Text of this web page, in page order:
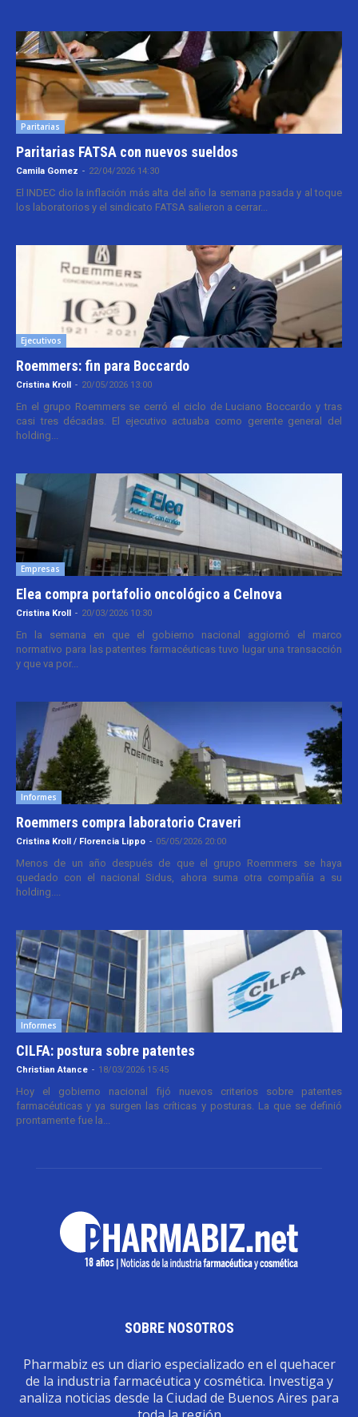
Paritarias
Paritarias FATSA con nuevos sueldos
Camila Gomez - 22/04/2026 14:30
El INDEC dio la inflación más alta del año la semana pasada y al toque
los laboratorios y el sindicato FATSA salieron a cerrar...
Ejecutivos
Roemmers: fin para Boccardo
Cristina Kroll - 20/05/2026 13:00
En el grupo Roemmers se cerró el ciclo de Luciano Boccardo y tras
casi tres décadas. El ejecutivo actuaba como gerente general del
holding...
Empresas
Elea compra portafolio oncológico a Celnova
Cristina Kroll - 20/03/2026 10:30
En la semana en que el gobierno nacional aggiornó el marco
normativo para las patentes farmacéuticas tuvo lugar una transacción
y que va por...
Informes
Roemmers compra laboratorio Craveri
Cristina Kroll / Florencia Lippo - 05/05/2026 20:00
Menos de un año después de que el grupo Roemmers se haya
quedado con el nacional Sidus, ahora suma otra compañía a su
holding....
Informes
CILFA: postura sobre patentes
Christian Atance - 18/03/2026 15:45
Hoy el gobierno nacional fijó nuevos criterios sobre patentes
farmacéuticas y ya surgen las críticas y posturas. La que se definió
prontamente fue la...
SOBRE NOSOTROS
Pharmabiz es un diario especializado en el quehacer
de la industria farmacéutica y cosmética. Investiga y
analiza noticias desde la Ciudad de Buenos Aires para